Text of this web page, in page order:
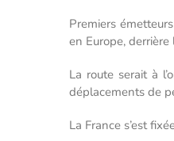
Premiers
en Europe,
La route serait à
déplacements de
La France s’est